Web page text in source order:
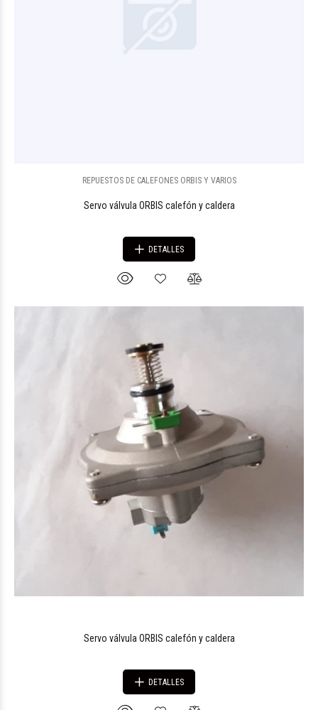
REPUESTOS DE CALEFONES ORBIS Y VARIOS
Servo válvula ORBIS calefón y caldera
DETALLES
Servo válvula ORBIS calefón y caldera
DETALLES